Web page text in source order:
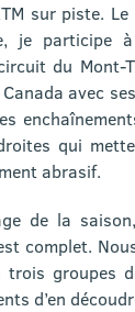
sur piste.
je participe
du Mont-
avec
qui
abrasif.
de la
complet.
trois groupes
d’en